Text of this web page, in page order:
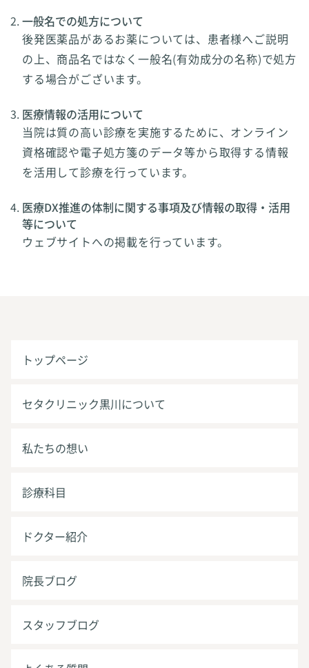
一般名での処方について
後発医薬品があるお薬については、患者様へご説明
の上、商品名ではなく一般名(有効成分の名称)で処方
する場合がございます。
医療情報の活用について
当院は質の高い診療を実施するために、オンライン
資格確認や電子処方箋のデータ等から取得する情報
を活用して診療を行っています。
医療DX推進の体制に関する事項及び情報の取得・活用
等について
ウェブサイトへの掲載を行っています。
トップページ
セタクリニック黒川について
私たちの想い
診療科目
ドクター紹介
院長ブログ
スタッフブログ